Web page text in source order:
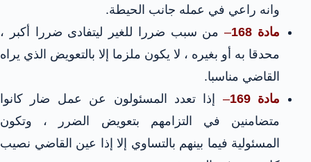
وانه راعي في عمله جانب الحيطة.
مادة 168
–من سبب ضررا للغير ليتفادى ضررا أكبر ،
محدقا به أو بغيره ، لا يكون ملزما إلا بالتعويض الذي يراه
القاضي مناسبا.
مادة 169
– إذا تعدد المسئولون عن عمل ضار كانوا
متضامنين في التزامهم بتعويض الضرر ، وتكون
المسئولية فيما بينهم بالتساوي إلا إذا عين القاضي نصيب